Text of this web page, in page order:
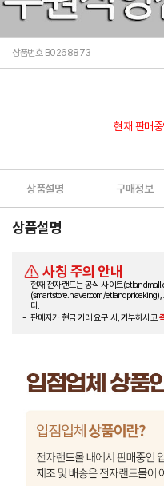
상품번호 B0268873
현재 판매
상품설명 구매정보
상품설명
사칭 주의 안내
현재 전자랜드는 공식 사이트
(smartstore.naver.com/etlandpriceking),
다.
판매자가 현금 거래 요구 시, 거부하시고